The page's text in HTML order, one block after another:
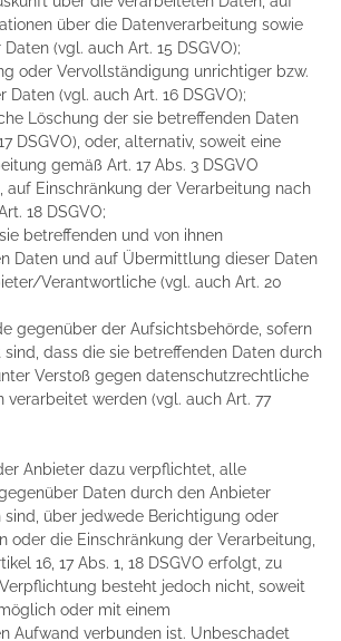
über die Datenverarbeitung sowie
(vgl. auch Art. 15 DSGVO);
oder Vervollständigung unrichtiger bzw.
Daten (vgl. auch Art. 16 DSGVO);
Löschung der sie betreffenden Daten
DSGVO), oder, alternativ, soweit eine
gemäß Art. 17 Abs. 3 DSGVO
auf Einschränkung der Verarbeitung nach
18 DSGVO;
betreffenden und von ihnen
Daten und auf Übermittlung dieser Daten
Verantwortliche (vgl. auch Art. 20
gegenüber der Aufsichtsbehörde, sofern
sind, dass die sie betreffenden Daten durch
Verstoß gegen datenschutzrechtliche
verarbeitet werden (vgl. auch Art. 77
Anbieter dazu verpflichtet, alle
Daten durch den Anbieter
über jedwede Berichtigung oder
oder die Einschränkung der Verarbeitung,
16, 17 Abs. 1, 18 DSGVO erfolgt, zu
besteht jedoch nicht, soweit
oder mit einem
Aufwand verbunden ist. Unbeschadet